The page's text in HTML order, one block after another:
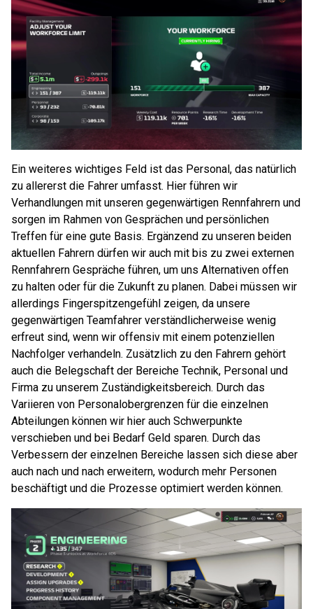
Ein weiteres wichtiges Feld ist das Personal, das natürlich
zu allererst die Fahrer umfasst. Hier führen wir
Verhandlungen mit unseren gegenwärtigen Rennfahrern und
sorgen im Rahmen von Gesprächen und persönlichen
Treffen für eine gute Basis. Ergänzend zu unseren beiden
aktuellen Fahrern dürfen wir auch mit bis zu zwei externen
Rennfahrern Gespräche führen, um uns Alternativen offen
zu halten oder für die Zukunft zu planen. Dabei müssen wir
allerdings Fingerspitzengefühl zeigen, da unsere
gegenwärtigen Teamfahrer verständlicherweise wenig
erfreut sind, wenn wir offensiv mit einem potenziellen
Nachfolger verhandeln. Zusätzlich zu den Fahrern gehört
auch die Belegschaft der Bereiche Technik, Personal und
Firma zu unserem Zuständigkeitsbereich. Durch das
Variieren von Personalobergrenzen für die einzelnen
Abteilungen können wir hier auch Schwerpunkte
verschieben und bei Bedarf Geld sparen. Durch das
Verbessern der einzelnen Bereiche lassen sich diese aber
auch nach und nach erweitern, wodurch mehr Personen
beschäftigt und die Prozesse optimiert werden können.